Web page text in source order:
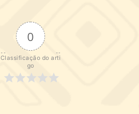
0
Classificação do arti
go